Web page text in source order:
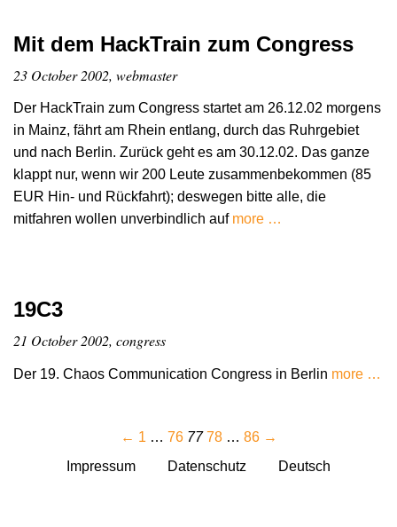
Mit dem HackTrain zum Congress
23 October 2002, webmaster
Der HackTrain zum Congress startet am 26.12.02 morgens
in Mainz, fährt am Rhein entlang, durch das Ruhrgebiet
und nach Berlin. Zurück geht es am 30.12.02. Das ganze
klappt nur, wenn wir 200 Leute zusammenbekommen (85
EUR Hin- und Rückfahrt); deswegen bitte alle, die
mitfahren wollen unverbindlich auf more …
19C3
21 October 2002, congress
Der 19. Chaos Communication Congress in Berlin more …
← 1 … 76 77 78 … 86 →
Impressum
Datenschutz Deutsch